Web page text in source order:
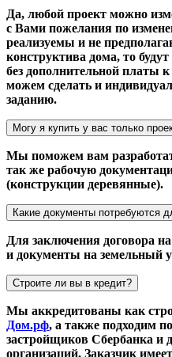
Да, любой проект можно
с Вами пожелания по
реализуемы и не
конструктива дома, то
без дополнительной платы
можем сделать и
заданию.
Могу я купить у вас только
Мы поможем вам
так же рабочую
(конструкции деревянные).
Какие документы потребуются
Для заключения договора
и документы на земельный
Строите ли вы в кредит?
Мы аккредитованы как
Дом.рф, а также подходим
застройщиков Сбербанка и
организаций. Заказчик